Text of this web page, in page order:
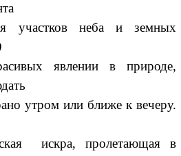
участков неба и земных
явлении в природе,
утром или ближе к вечеру.
искра, пролетающая в